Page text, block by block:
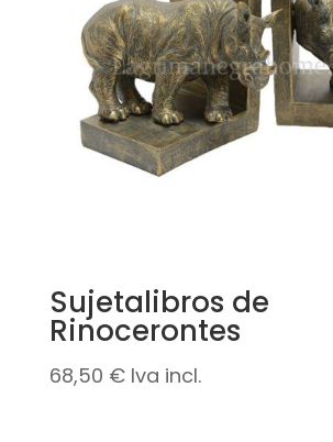
Sujetalibros de
Rinocerontes
68,50 € Iva incl.